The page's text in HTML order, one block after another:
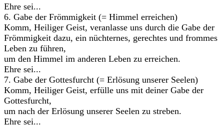
Ehre sei...
6. Gabe der Frömmigkeit (= Himmel erreichen)
Komm, Heiliger Geist, veranlasse uns durch die Gabe der
Frömmigkeit dazu, ein nüchternes, gerechtes und frommes
Leben zu führen,
um den Himmel im anderen Leben zu erreichen.
Ehre sei...
7. Gabe der Gottesfurcht (= Erlösung unserer Seelen)
Komm, Heiliger Geist, erfülle uns mit deiner Gabe der
Gottesfurcht,
um nach der Erlösung unserer Seelen zu streben.
Ehre sei...